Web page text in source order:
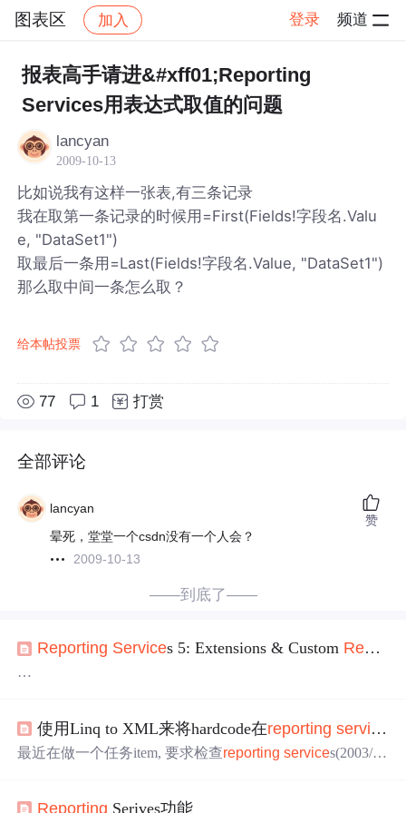
图表区 加入 登录 频道
社区 图表区 帖子详情
报表高手请进&#xff01;Reporting
Services用表达式取值的问题
lancyan
2009-10-13
比如说我有这样一张表,有三条记录
我在取第一条记录的时候用=First(Fields!字段名.Valu
e, "DataSet1")
取最后一条用=Last(Fields!字段名.Value, "DataSet1")
那么取中间一条怎么取？
给本帖投票
77 1 打赏
全部评论
lancyan
晕死，堂堂一个csdn没有一个人会？
2009-10-13
赞
——到底了——
Reporting Services 5: Extensions & Custom Report
要为类AMoneyDesigner指定[Editor(typeof(CustomEditor), typ
eof(ComponentEditor))]属性，并通过重写CustomEditor类
体AMoneyProperties
使用Linq to XML来将hardcode在reporting service
最近在做一个任务item, 要求检查reporting services(2003/20
多
报表，纯用手工来做，不累死才怪，学过一下.net3.5里
Reporting Serives功能